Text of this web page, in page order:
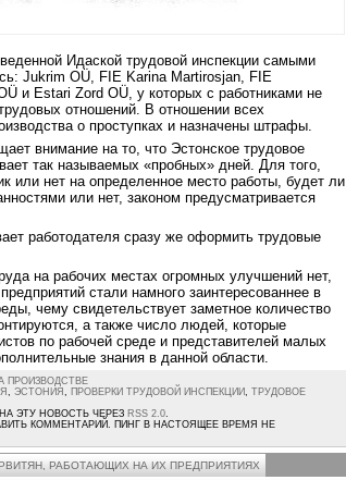
Идаской трудовой инспекции самыми
Jukrim OÜ, FIE Karina Martirosjan, FIE
и Estari Zord OÜ, у которых с работниками не
отношений. В отношении всех
о проступках и назначены штрафы.
внимание на то, что Эстонское трудовое
так называемых «пробных» дней. Для того,
или нет на определенное место работы, будет ли
или нет, законом предусматривается
работодателя сразу же оформить трудовые
на рабочих местах огромных улучшений нет,
стали намного заинтересованнее в
чему свидетельствует заметное количество
а также число людей, которые
по рабочей среде и представителей малых
знания в данной области.
ПРОИЗВОДСТВЕ
, ЭСТОНИЯ , ПРОВЕРКИ ТРУДОВОЙ ИНСПЕКЦИИ, ТРУДОВОЕ
ЭТУ НОВОСТЬ ЧЕРЕЗ RSS 2.0.
КОММЕНТАРИЙ. ПИНГ В НАСТОЯЩЕЕ ВРЕМЯ НЕ
РАБОТАЮЩИХ НА ИХ ПРЕДПРИЯТИЯХ